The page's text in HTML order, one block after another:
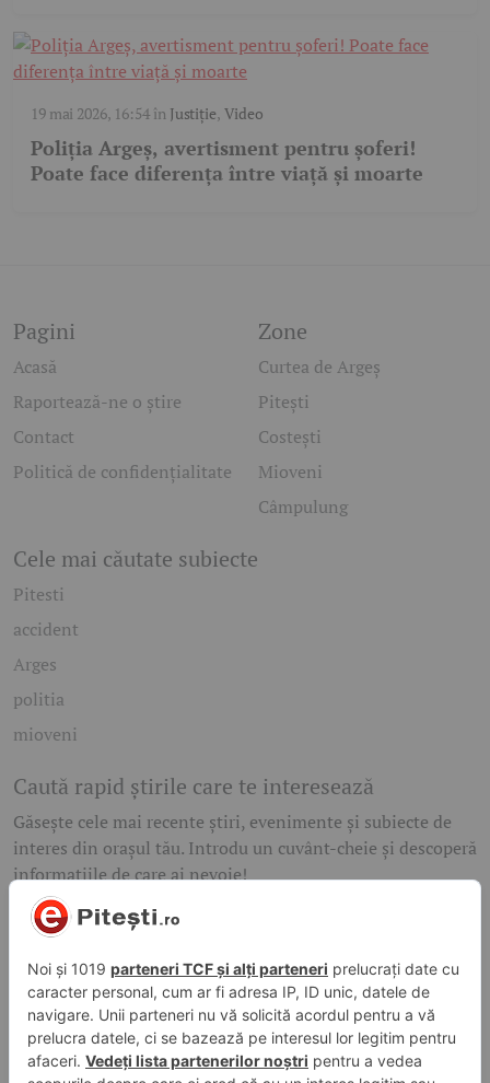
19 mai 2026, 16:54în Justiție, Video
Poliția Argeș, avertisment pentru șoferi!
Poate face diferența între viață și moarte
Pagini
Acasă
Raportează-ne o știre
Contact
Politică de confidențialitate
Zone
Curtea de Argeș
Pitești
Costești
Mioveni
Câmpulung
Cele mai căutate subiecte
Pitesti
accident
Arges
politia
mioveni
Caută rapid știrile care te interesează
Găsește cele mai recente știri, evenimente și subiecte de
interes din orașul tău. Introdu un cuvânt-cheie și descoperă
informațiile de care ai nevoie!
Caută
© 2026 ePitesti.ro | Toate drepturile rezervate. | Site
administrat deWebFixer.ro